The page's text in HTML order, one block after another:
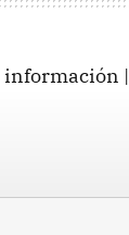
información |